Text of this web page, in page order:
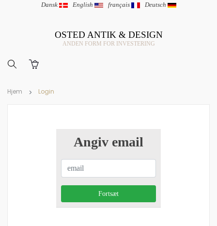
Dansk | English | français | Deutsch
OSTED ANTIK & DESIGN
ANDEN FORM FOR INVESTERING
Hjem Login
Angiv email